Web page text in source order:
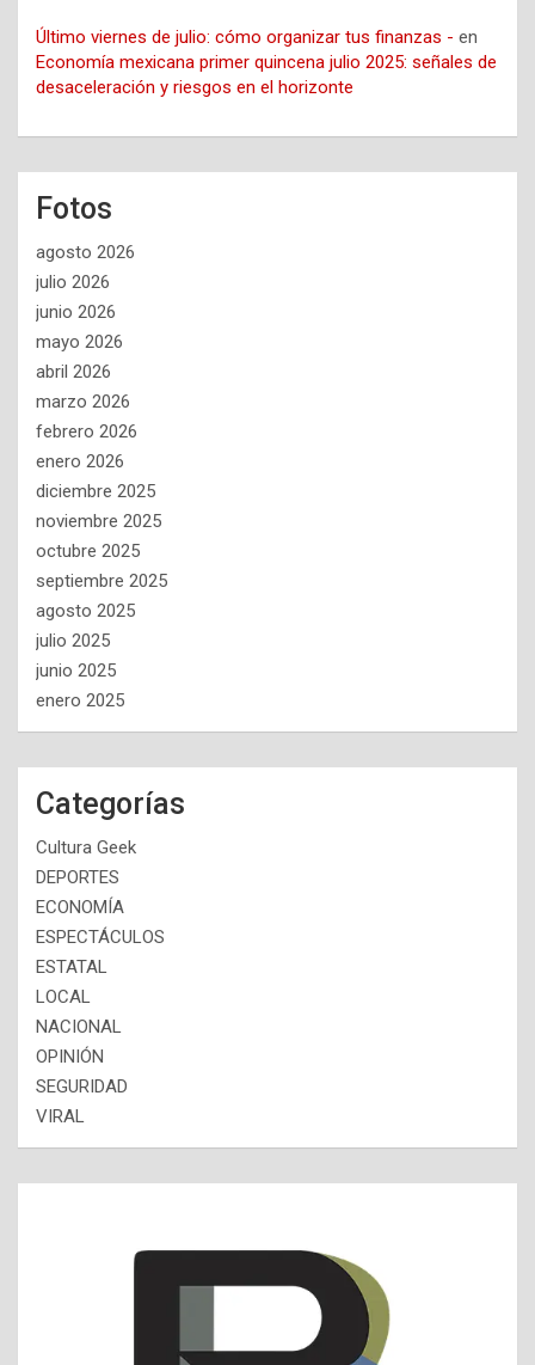
Último viernes de julio: cómo organizar tus finanzas - en
Economía mexicana primer quincena julio 2025: señales de
desaceleración y riesgos en el horizonte
Fotos
agosto 2026
julio 2026
junio 2026
mayo 2026
abril 2026
marzo 2026
febrero 2026
enero 2026
diciembre 2025
noviembre 2025
octubre 2025
septiembre 2025
agosto 2025
julio 2025
junio 2025
enero 2025
Categorías
Cultura Geek
DEPORTES
ECONOMÍA
ESPECTÁCULOS
ESTATAL
LOCAL
NACIONAL
OPINIÓN
SEGURIDAD
VIRAL